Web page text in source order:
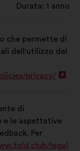
Durata: 1 anno
che permette di
dell'utilizzo del
privacy/
di
e le aspettative
Per
legal